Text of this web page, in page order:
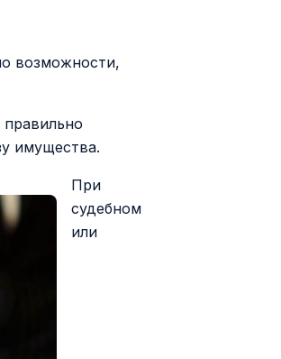
возможности,
имущества.
При
судебном
или